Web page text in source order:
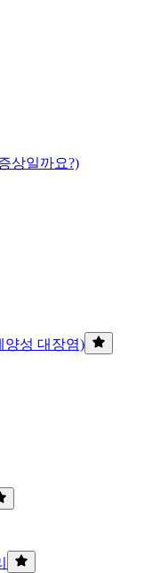
상일까요?)
양성 대장염)